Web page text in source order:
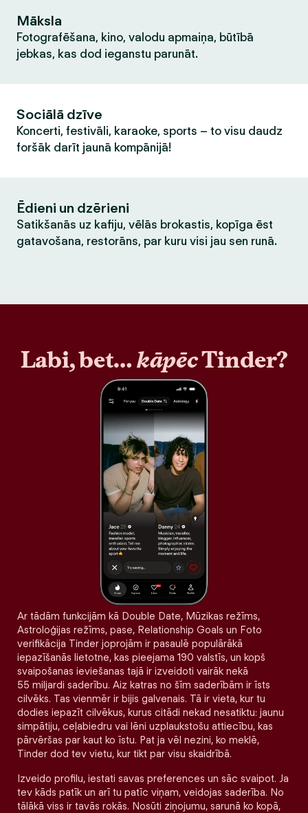
Māksla
Fotografēšana, kino, valodu apmaiņa, būtībā
jebkas, kas dod ieganstu parunāt.
Sociālā dzīve
Koncerti, festivāli, karaoke, sports – to visu daudz
foršāk darīt jaunā kompānijā!
Ēdieni un dzērieni
Satikšanās uz kafiju, vēlās brokastis, kopīga ēst
gatavošana, restorāns, par kuru visi jau sen runā.
Labi, bet…kāpēcTinder?
Ar tādām funkcijām kā Double Date, Mūzikas režīms,
Astroloģijas režīms, pase, Relationship Goals un Foto
verifikācija Tinder joprojām ir pasaulē populārākā
iepazīšanās lietotne, kas pieejama 190 valstīs, un kopš
svaipošanas ieviešanas tajā ir izveidoti vairāk nekā
55 miljardi saderību. Aiz katras no šīm saderībām ir īsts
cilvēks. Tas vienmēr ir bijis galvenais. Tā ir vieta, kur tu
dodies iepazīt cilvēkus, kurus citādi nekad nesatiktu: jaunu
simpātiju, ceļabiedru vai lēni uzplaukstošu attiecību, kas
pārvēršas par kaut ko īstu. Pat ja vēl nezini, ko meklē,
Tinder dod tev vietu, kur tikt par visu skaidrībā.
Izveido profilu, iestati savas preferences un sāc svaipot. Ja
tev kāds patīk un arī tu patīc viņam, veidojas saderība. No
tālākā viss ir tavās rokās. Nosūti ziņojumu, sarunā ko kopā,